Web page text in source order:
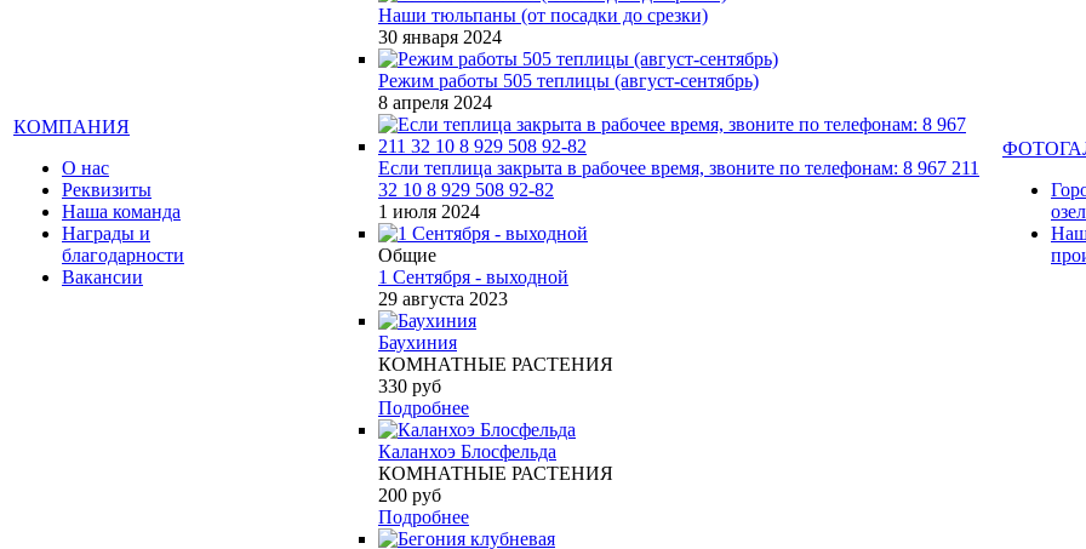
КОМПАНИЯ
О нас
Реквизиты
Наша команда
Награды и
благодарности
Вакансии
Наши тюльпаны (от посадки до срезки)
30 января 2024
Режим работы 505 теплицы (август-сентябрь)
8 апреля 2024
Если теплица закрыта в рабочее время, звоните по телефонам: 8 967 211
32 10 8 929 508 92-82
1 июля 2024
Общие
1 Сентября - выходной
29 августа 2023
Баухиния
КОМНАТНЫЕ РАСТЕНИЯ
330 руб
Подробнее
Каланхоэ Блосфельда
КОМНАТНЫЕ РАСТЕНИЯ
200 руб
Подробнее